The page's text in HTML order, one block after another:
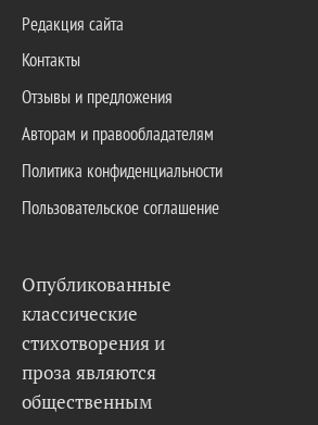
Редакция сайта
Контакты
Отзывы и предложения
Авторам и правообладателям
Политика конфиденциальности
Пользовательское соглашение
Опубликованные
классические
стихотворения и
проза являются
общественным